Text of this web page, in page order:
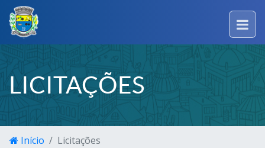
LICITAÇÕES
Início Licitações